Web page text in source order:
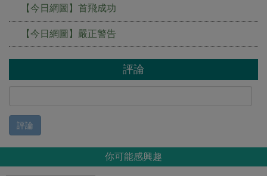
【今日網圖】首飛成功
【今日網圖】嚴正警告
評論
評論
你可能感興趣